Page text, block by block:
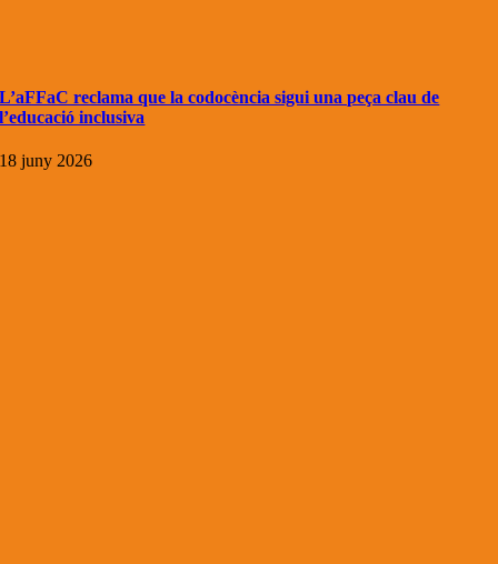
L’aFFaC reclama que la codocència sigui una peça clau de
l’educació inclusiva
18 juny 2026